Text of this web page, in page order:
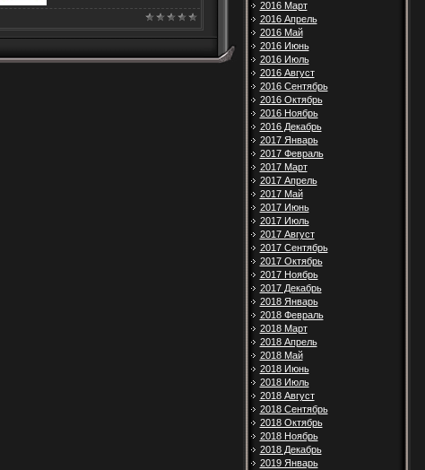
2016 Март
2016 Апрель
2016 Май
2016 Июнь
2016 Июль
2016 Август
2016 Сентябрь
2016 Октябрь
2016 Ноябрь
2016 Декабрь
2017 Январь
2017 Февраль
2017 Март
2017 Апрель
2017 Май
2017 Июнь
2017 Июль
2017 Август
2017 Сентябрь
2017 Октябрь
2017 Ноябрь
2017 Декабрь
2018 Январь
2018 Февраль
2018 Март
2018 Апрель
2018 Май
2018 Июнь
2018 Июль
2018 Август
2018 Сентябрь
2018 Октябрь
2018 Ноябрь
2018 Декабрь
2019 Январь